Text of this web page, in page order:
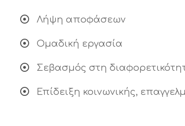
Λήψη αποφάσεων
Ομαδική εργασία
Σεβασμός στη
Επίδειξη κοινωνικής,